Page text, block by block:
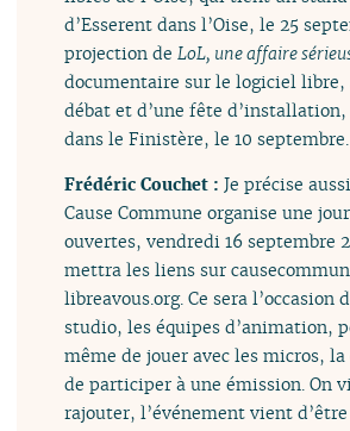
d’Esserent dans l’Oise, le 25
projection deLoL, une affaire
documentaire sur le logiciel libre,
débat et d’une fête
dans le Finistère, le 10 septembre.
Frédéric Couchet : Je précise
Cause Commune organise une
ouvertes, vendredi 16 septembre
mettra les liens sur
libreavous.org. Ce sera l’occasion
studio, les équipes d’animation,
même de jouer avec les micros,
de participer à une émission. On
rajouter, l’événement vient